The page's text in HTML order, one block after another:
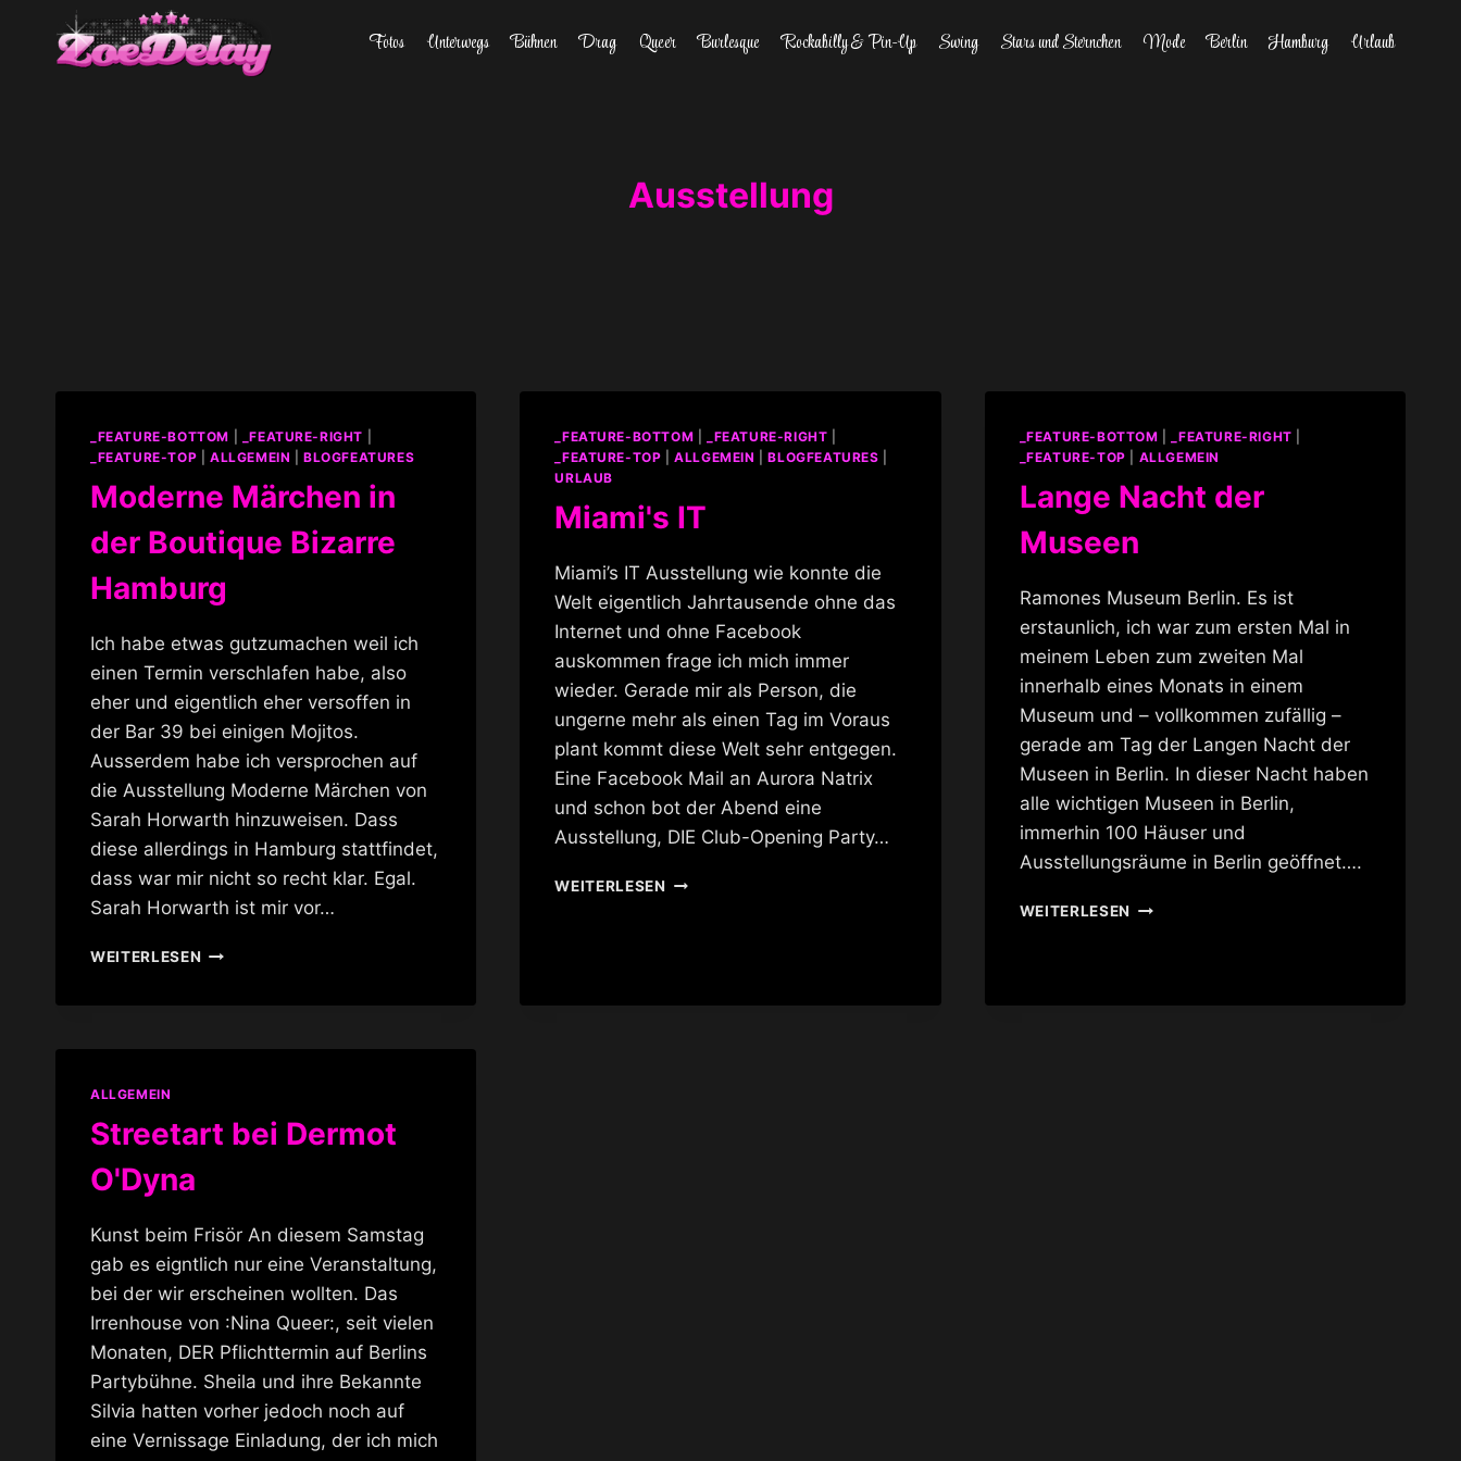
springen
Fotos Unterwegs Bühnen Drag Queer Burlesque Rockabilly & Pin-Up Swing Stars und Sternchen Mode Berlin Hamburg Urlaub
Ausstellung
_FEATURE-BOTTOM _FEATURE-RIGHT
_FEATURE-TOP
ALLGEMEIN |BLOGFEATURES
Moderne Märchen in
der Boutique Bizarre
Hamburg
Ich habe etwas gutzumachen weil ich
einen Termin verschlafen habe, also
eher und eigentlich eher versoffen in
der Bar 39 bei einigen Mojitos.
Ausserdem habe ich versprochen auf
die Ausstellung Moderne Märchen von
Sarah Horwarth hinzuweisen. Dass
diese allerdings in Hamburg stattfindet,
dass war mir nicht so recht klar. Egal.
Sarah Horwarth ist mir vor…
WEITERLESENMODERNE
_FEATURE-BOTTOM _FEATURE-RIGHT
_FEATURE-TOP |ALLGEMEIN |BLOGFEATURES
URLAUB
Miami's IT
Miami’s IT Ausstellung wie konnte die
Welt eigentlich Jahrtausende ohne das
Internet und ohne Facebook
auskommen frage ich mich immer
wieder. Gerade mir als Person, die
ungerne mehr als einen Tag im Voraus
plant kommt diese Welt sehr entgegen.
Eine Facebook Mail an Aurora Natrix
und schon bot der Abend eine
Ausstellung, DIE Club-Opening Party…
WEITERLESENMIAMI'S
_FEATURE-BOTTOM _FEATURE-RIGHT
_FEATURE-TOP
ALLGEMEIN
Lange Nacht der
Museen
Ramones Museum Berlin. Es ist
erstaunlich, ich war zum ersten Mal in
meinem Leben zum zweiten Mal
innerhalb eines Monats in einem
Museum und – vollkommen zufällig –
gerade am Tag der Langen Nacht der
Museen in Berlin. In dieser Nacht haben
alle wichtigen Museen in Berlin,
immerhin 100 Häuser und
Ausstellungsräume in Berlin geöffnet….
WEITERLESEN LANGE
ALLGEMEIN
Streetart bei Dermot
O'Dyna
Kunst beim Frisör An diesem Samstag
gab es eigntlich nur eine Veranstaltung,
bei der wir erscheinen wollten. Das
Irrenhouse von :Nina Queer:, seit vielen
Monaten, DER Pflichttermin auf Berlins
Partybühne. Sheila und ihre Bekannte
Silvia hatten vorher jedoch noch auf
eine Vernissage Einladung, der ich mich